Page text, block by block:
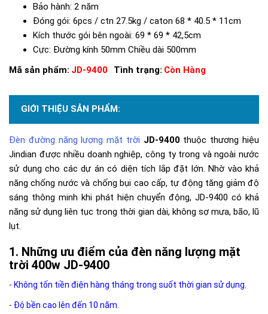
Bảo hành: 2 năm
Đóng gói: 6pcs / ctn 27.5kg / caton 68 * 40.5 * 11cm
Kích thước gói bên ngoài: 69 * 69 * 42,5cm
Cực: Đường kính 50mm Chiều dài 500mm
Mã sản phẩm: JD-9400 Tình trạng: Còn Hàng
GIỚI THIỆU SẢN PHẨM:
Đèn đường năng lượng mặt trời JD-9400 thuộc thương hiệu
Jindian được nhiều doanh nghiệp, công ty trong và ngoài nước
sử dụng cho các dự án có diện tích lắp đặt lớn. Nhờ vào khả
năng chống nước và chống bụi cao cấp, tự động tăng giảm độ
sáng thông minh khi phát hiện chuyển động, JD-9400 có khả
năng sử dụng liên tục trong thời gian dài, không sợ mưa, bão, lũ
lụt.
Những ưu điểm của đèn năng lượng mặt
trời 400w JD-9400
- Không tốn tiền điện hàng tháng trong suốt thời gian sử dụng.
- Độ bền cao lên đến 10 năm.